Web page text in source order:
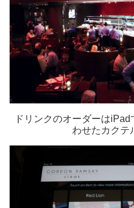
ドリンクのオーダーは
わせたカクテ